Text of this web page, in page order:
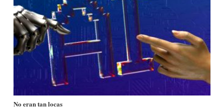
No eran tan locas